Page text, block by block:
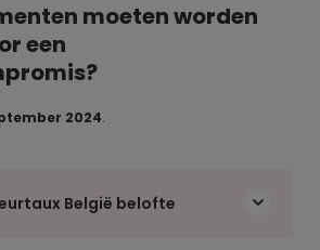
een
2024.
België belofte